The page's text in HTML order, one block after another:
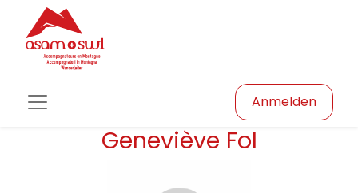
Anmelden
Geneviève Fol